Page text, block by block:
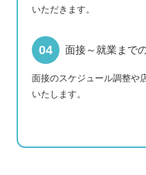
いただきます。
面接～就業まで
面接のスケジュール調整や
いたします。